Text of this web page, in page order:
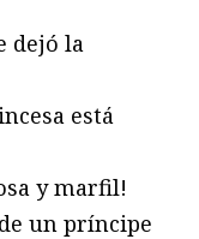
dejó la
está
y marfil!
un príncipe